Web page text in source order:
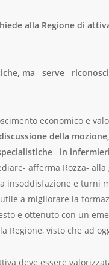
alla Regione di
ma serve
economico e
della
in
afferma Rozza-
insoddisfazione e turni
a migliorare la
e ottenuto con un
visto che ad
deve essere